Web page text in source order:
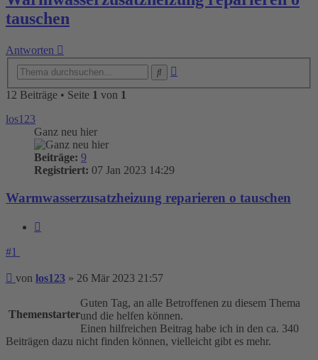
tauschen
Antworten
12 Beiträge • Seite 1 von 1
los123
Ganz neu hier
Beiträge: 9
Registriert: 07 Jan 2023 14:29
Warmwasserzusatzheizung reparieren o tauschen
#1
Beitrag
von los123 » 26 Mär 2023 21:57
Themenstarter
Guten Tag, an alle Betroffenen zu diesem Thema
und die helfen können.
Einen hilfreichen Beitrag habe ich in den ca. 340
Beiträgen dazu nicht finden können, vielleicht gibt es mehr.